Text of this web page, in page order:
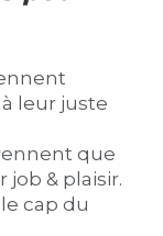
leur juste
que
job & plaisir.
cap du